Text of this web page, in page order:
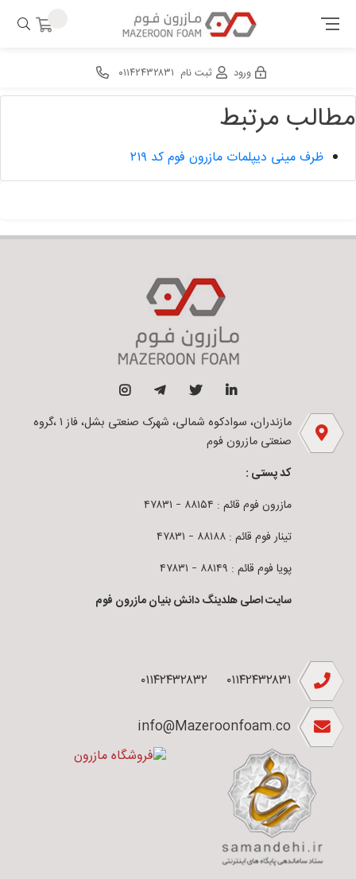
ورود ثبت نام ۰۱۱۴۲۴۳۲۸۳۱
مطالب مرتبط
ظرف مینی دیپلمات مازرون فوم کد ۲۱۹
مازندران، سوادکوه شمالی، شهرک صنعتی بشل، فاز ۱ ،گروه
صنعتی مازرون فوم
کد پستی :
مازرون فوم قائم : ۸۸۱۵۴ – ۴۷۸۳۱
تینار فوم قائم : ۸۸۱۸۸ – ۴۷۸۳۱
پویا فوم قائم : ۸۸۱۴۹ – ۴۷۸۳۱
سایت اصلی هلدینگ دانش بنیان مازرون فوم
۰۱۱۴۲۴۳۲۸۳۱ ۰۱۱۴۲۴۳۲۸۳۲
info@Mazeroonfoam.co